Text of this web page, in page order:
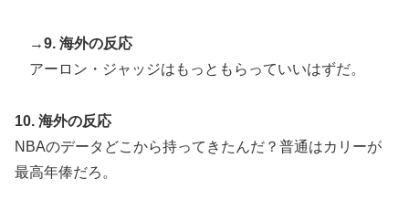
→9. 海外の反応
アーロン・ジャッジはもっともらっていいはずだ。
10. 海外の反応
NBAのデータどこから持ってきたんだ？普通はカリーが
最高年俸だろ。